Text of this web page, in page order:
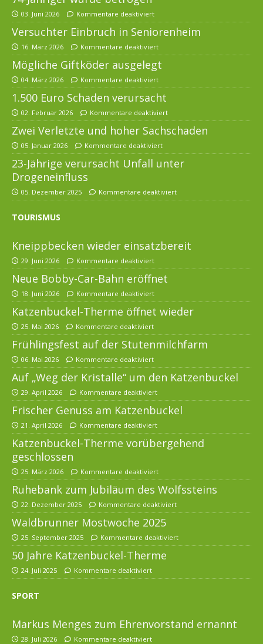
03. Juni 2026 Kommentare deaktiviert
Versuchter Einbruch in Seniorenheim
16. März 2026 Kommentare deaktiviert
Mögliche Giftköder ausgelegt
04. März 2026 Kommentare deaktiviert
1.500 Euro Schaden verursacht
02. Februar 2026 Kommentare deaktiviert
Zwei Verletzte und hoher Sachschaden
05. Januar 2026 Kommentare deaktiviert
23-Jährige verursacht Unfall unter
Drogeneinfluss
05. Dezember 2025 Kommentare deaktiviert
TOURISMUS
Kneippbecken wieder einsatzbereit
29. Juni 2026 Kommentare deaktiviert
Neue Bobby-Car-Bahn eröffnet
18. Juni 2026 Kommentare deaktiviert
Katzenbuckel-Therme öffnet wieder
25. Mai 2026 Kommentare deaktiviert
Frühlingsfest auf der Stutenmilchfarm
06. Mai 2026 Kommentare deaktiviert
Auf „Weg der Kristalle“ um den Katzenbuckel
29. April 2026 Kommentare deaktiviert
Frischer Genuss am Katzenbuckel
21. April 2026 Kommentare deaktiviert
Katzenbuckel-Therme vorübergehend
geschlossen
25. März 2026 Kommentare deaktiviert
Ruhebank zum Jubiläum des Wolfssteins
22. Dezember 2025 Kommentare deaktiviert
Waldbrunner Mostwoche 2025
25. September 2025 Kommentare deaktiviert
50 Jahre Katzenbuckel-Therme
24. Juli 2025 Kommentare deaktiviert
SPORT
Markus Menges zum Ehrenvorstand ernannt
28. Juli 2026 Kommentare deaktiviert